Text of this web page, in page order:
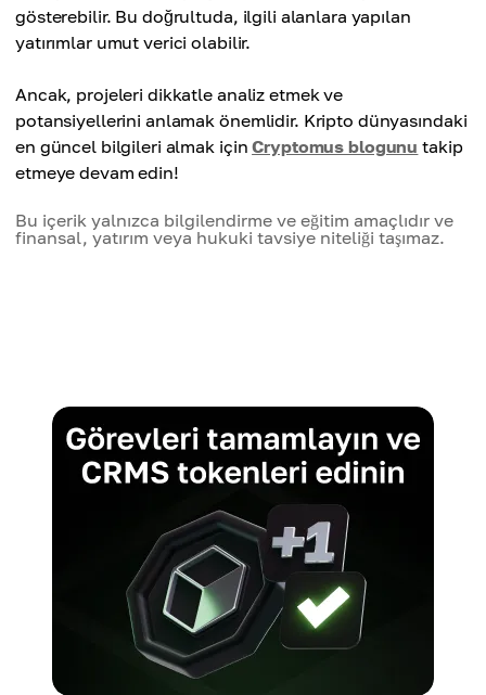
gösterebilir. Bu doğrultuda, ilgili alanlara yapılan
yatırımlar umut verici olabilir.
Ancak, projeleri dikkatle analiz etmek ve
potansiyellerini anlamak önemlidir. Kripto dünyasındaki
en güncel bilgileri almak içinCryptomus blogunu takip
etmeye devam edin!
Bu içerik yalnızca bilgilendirme ve eğitim amaçlıdır ve
finansal, yatırım veya hukuki tavsiye niteliği taşımaz.